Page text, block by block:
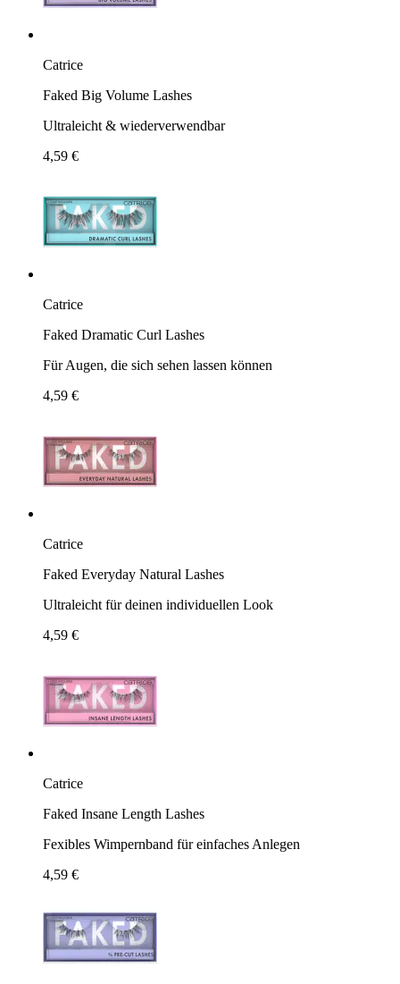
Catrice
Faked Big Volume Lashes
Ultraleicht & wiederverwendbar
4,59 €
Catrice
Faked Dramatic Curl Lashes
Für Augen, die sich sehen lassen können
4,59 €
Catrice
Faked Everyday Natural Lashes
Ultraleicht für deinen individuellen Look
4,59 €
Catrice
Faked Insane Length Lashes
Fexibles Wimpernband für einfaches Anlegen
4,59 €